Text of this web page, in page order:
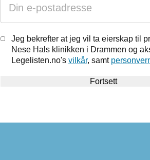
Jeg bekrefter at jeg vil ta eierskap til
Nese Hals klinikken i Drammen og
Legelisten.no's vilkår, samt